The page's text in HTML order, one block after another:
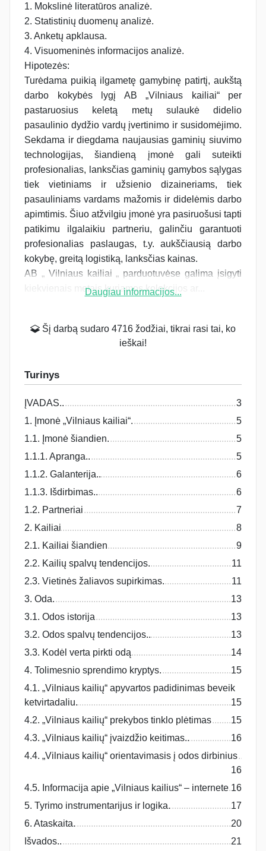
1. Mokslinė literatūros analizė.
2. Statistinių duomenų analizė.
3. Anketų apklausa.
4. Visuomeninės informacijos analizė.
Hipotezės:
Turėdama puikią ilgametę gamybinę patirtį, aukštą
darbo kokybės lygį AB „Vilniaus kailiai“ per
pastaruosius keletą metų sulaukė didelio
pasaulinio dydžio vardų įvertinimo ir susidomėjimo.
Sekdama ir diegdama naujausias gaminių siuvimo
technologijas, šiandieną įmonė gali suteikti
profesionalias, lanksčias gaminių gamybos sąlygas
tiek vietiniams ir užsienio dizaineriams, tiek
pasauliniams vardams mažomis ir didelėmis darbo
apimtimis. Šiuo atžvilgiu įmonė yra pasiruošusi tapti
patikimu ilgalaikiu partneriu, galinčiu garantuoti
profesionalias paslaugas, t.y. aukščiausią darbo
kokybę, greitą logistiką, lanksčias kainas.
AB „ Vilniaus kailiai „ parduotuvėse galima įsigyti
kiekvienais metais kuriamos kolekcijos ar...
Daugiau informacijos...
Šį darbą sudaro 4716 žodžiai, tikrai rasi tai, ko
ieškai!
Turinys
ĮVADAS..
3
1. Įmonė „Vilniaus kailiai“.
5
1.1. Įmonė šiandien.
5
1.1.1. Apranga..
5
1.1.2. Galanterija..
6
1.1.3. Išdirbimas..
6
1.2. Partneriai
7
2. Kailiai
8
2.1. Kailiai šiandien
9
2.2. Kailių spalvų tendencijos.
11
2.3. Vietinės žaliavos supirkimas.
11
3. Oda.
13
3.1. Odos istorija
13
3.2. Odos spalvų tendencijos..
13
3.3. Kodėl verta pirkti odą
14
4. Tolimesnio sprendimo kryptys.
15
4.1. „Vilniaus kailių“ apyvartos padidinimas beveik
ketvirtadaliu.
15
4.2. „Vilniaus kailių“ prekybos tinklo plėtimas
15
4.3. „Vilniaus kailių“ įvaizdžio keitimas..
16
4.4. „Vilniaus kailių“ orientavimasis į odos dirbinius
16
4.5. Informacija apie „Vilniaus kailius“ – internete 16
5. Tyrimo instrumentarijus ir logika.
17
6. Ataskaita.
20
Išvados..
21